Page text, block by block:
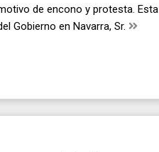
de encono y protesta. Esta
Gobierno en Navarra, Sr.